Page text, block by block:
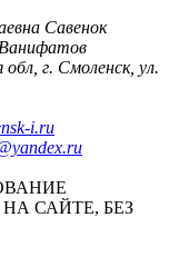
Савенок
Ванифатов
г. Смоленск, ул.
i.ru
САЙТЕ, БЕЗ